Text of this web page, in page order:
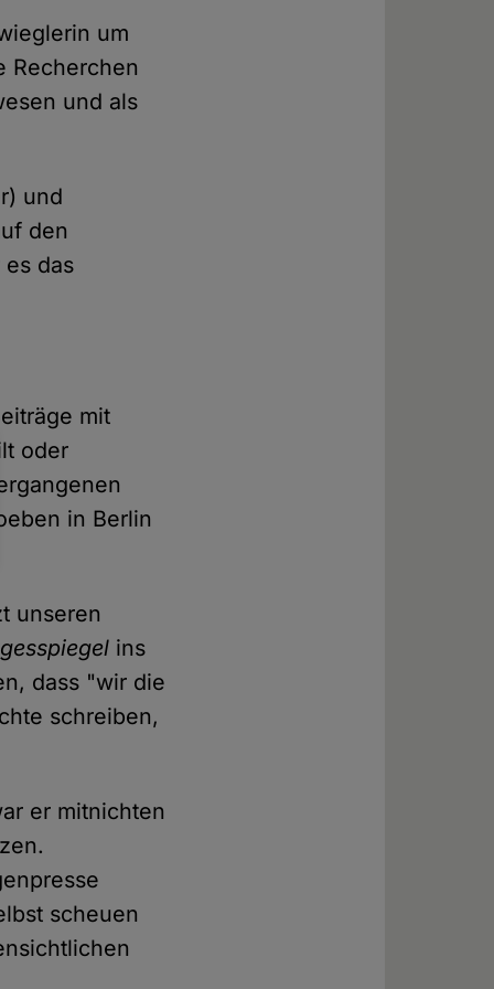
um
Recherchen
und als
und
den
das
mit
oder
in Berlin
unseren
ins
dass "wir die
schreiben,
er mitnichten
scheuen